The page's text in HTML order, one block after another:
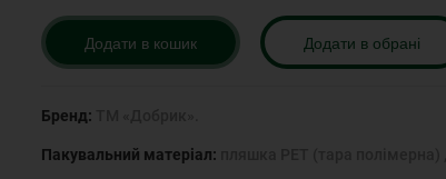
Додати в кошик Додати в обрані
Бренд:
Пакувальний матеріал: